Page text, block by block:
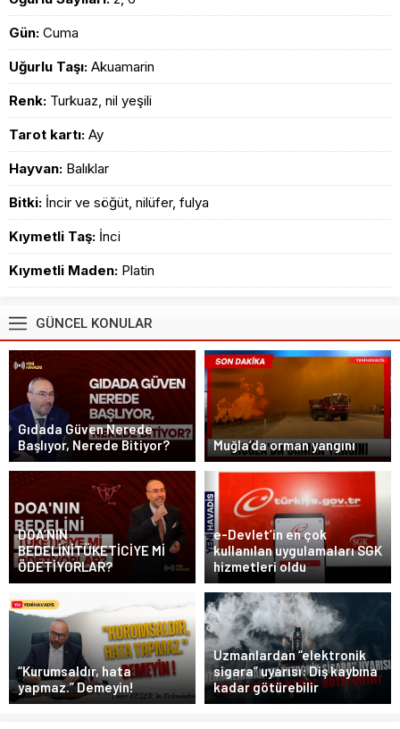
Gün: Cuma
Uğurlu Taşı: Akuamarin
Renk: Turkuaz, nil yeşili
Tarot kartı: Ay
Hayvan: Balıklar
Bitki: İncir ve söğüt, nilüfer, fulya
Kıymetli Taş: İnci
Kıymetli Maden: Platin
GÜNCEL KONULAR
Gıdada Güven Nerede
Başlıyor, Nerede Bitiyor?
Muğla’da orman yangını
DOA’NIN
BEDELİNİTÜKETİCİYE Mİ
ÖDETİYORLAR?
e-Devlet’in en çok
kullanılan uygulamaları SGK
hizmetleri oldu
“Kurumsaldır, hata
yapmaz.” Demeyin!
Uzmanlardan “elektronik
sigara” uyarısı: Diş kaybına
kadar götürebilir